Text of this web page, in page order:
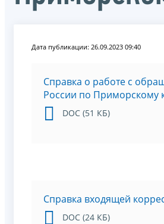
Дата публикации: 26.09.2023 09:40
Справка о работе с
России по Приморскому
DOC (51 КБ)
Справка входящей
DOC (24 КБ)